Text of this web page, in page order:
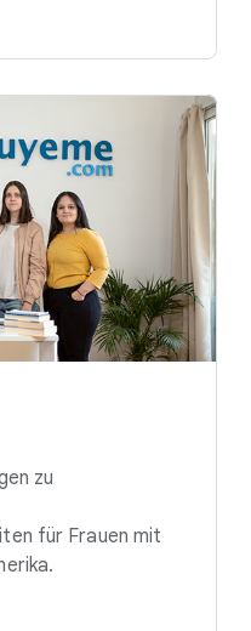
zu
für Frauen mit